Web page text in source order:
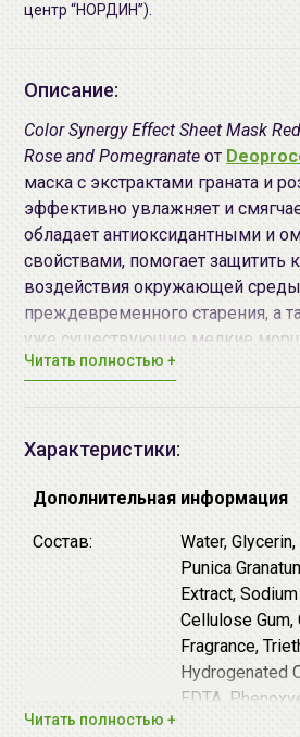
центр “НОРДИН”).
Описание:
Color Synergy Effect Sheet Mask
Rose and Pomegranate от
маска с экстрактами граната и
эффективно увлажняет и
обладает антиоксидантными и
свойствами, помогает защитить
воздействия окружающей
преждевременного старения, а
уже существующие мелкие
коже упругость и эластичность.
является эффективным
коллагена, но и предотвращает
Кроме того, экстракт граната
увлажняющим и отбеливающим
становится более упругой и
разглаживаются, а тон кожи
имеет
тонизирующее действие,
признаками старения, улучшает
Читать полностью +
Характеристики:
Дополнительная информация
Состав:
Water,
Punica
Extract,
Cellulose Gum,
Fragrance,
Hydrogenated
EDTA,
Читать полностью +